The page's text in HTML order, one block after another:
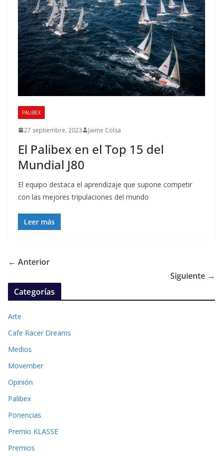
PALIBEX
27 septiembre, 2023 Jaime Colsa
El Palibex en el Top 15 del
Mundial J80
El equipo destaca el aprendizaje que supone competir
con las mejores tripulaciones del mundo
Leer más
← Anterior
Siguiente →
Categorías
Arte
Cafe Racer Dreams
Medios
Movember
Opinión
Palibex
Ponencias
Premio KLASSE
Premios